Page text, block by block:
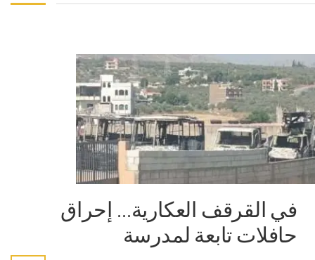
في القرقف العكارية… إحراق
حافلات تابعة لمدرسة